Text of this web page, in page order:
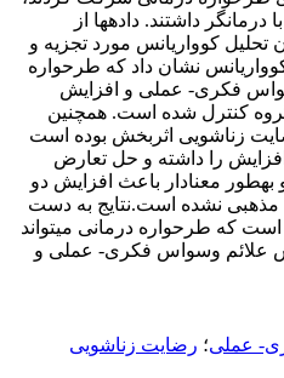
درمانگر داشتند. داده­ها از
تحلیل کوواریانس مورد تجزیه و
نشان داد که طرحواره
فکری- عملی و افزایش
کنترل شده است. همچنین
زناشویی اثربخش بوده است
را داشته و حل تعارض
معنادار باعث افزایش دو
مذهبی نشده است.نتایج به دست
که طرحواره درمانی می­تواند
علائم وسواس فکری- عملی و
عملی؛ رضایت زناشویی